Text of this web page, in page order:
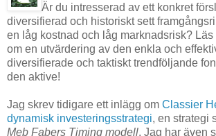
Är du intresserad av ett konkret
diversifierad och historiskt sett
en låg kostnad och låg marknadsrisk?
om en utvärdering av den enkla och
diversifierade och taktiskt trendföljande
den aktive!
Jag skrev tidigare ett inlägg om Classier
dynamisk investeringsstrategi, en strategi
Meb Fabers Timing modell. Jag har även